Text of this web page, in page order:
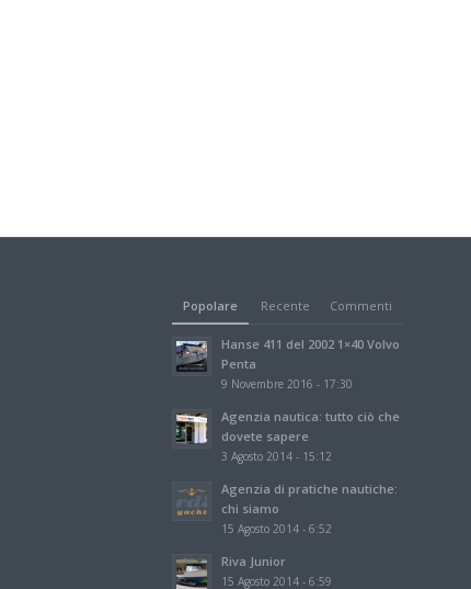
Popolare Recente Commenti
Hanse 411 del 2002 1×40 Volvo
Penta
9 Novembre 2016 - 17:30
Agenzia nautica: tutto ciò che
dovete sapere
3 Agosto 2014 - 15:12
Agenzia di pratiche nautiche:
chi siamo
15 Agosto 2014 - 6:52
Riva Junior
15 Agosto 2014 - 6:59